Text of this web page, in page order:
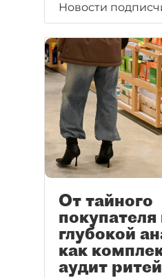
Новости
От тайного
покупателя
глубокой
как
аудит